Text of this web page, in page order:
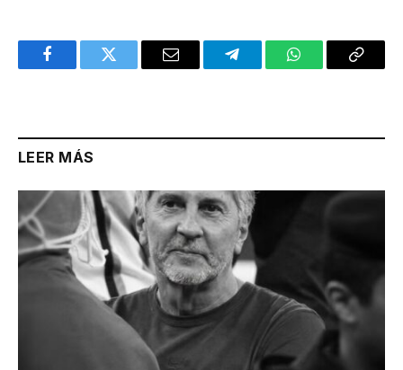
FacebookTwitter Email TelegramWhatsAppCopy
LEER MÁS